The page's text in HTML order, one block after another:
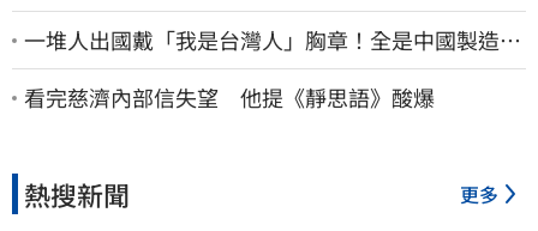
一堆人出國戴「我是台灣人」胸章！全是中國製造
Cheap酸：精神分裂
看完慈濟內部信失望 他提《靜思語》酸爆
熱搜新聞 更多